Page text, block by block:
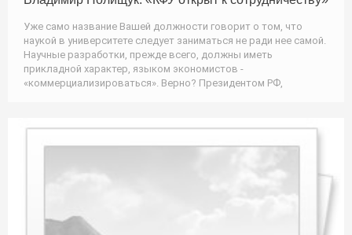
Уже само название Вашей должности говорит о том, что
наукой в университете следует заниматься не ради нее самой.
Научные разработки, прежде всего, должны иметь
прикладной характер, языком экономистов -
«коммерциализироваться». Верно? Президентом РФ,